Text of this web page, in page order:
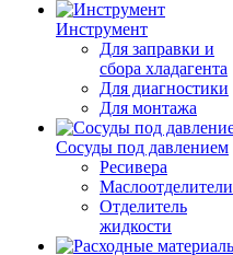
Инструмент
Для заправки и
сбора хладагента
Для диагностики
Для монтажа
Сосуды под давлением
Ресивера
Маслоотделители
Отделитель
жидкости